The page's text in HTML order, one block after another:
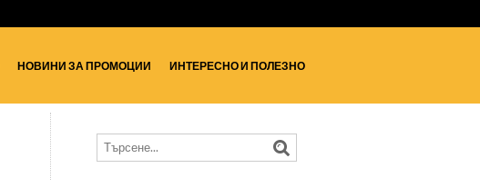
НОВИНИ ЗА ПРОМОЦИИ ИНТЕРЕСНО И ПОЛЕЗНО